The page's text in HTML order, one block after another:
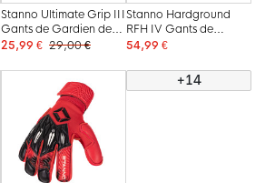
Stanno Ultimate Grip III
Gants de Gardien de
But Enfants Blanc
25,99 € 29,00 €
Stanno Hardground
RFH IV Gants de
Gardien de But Blanc
54,99 €
+14